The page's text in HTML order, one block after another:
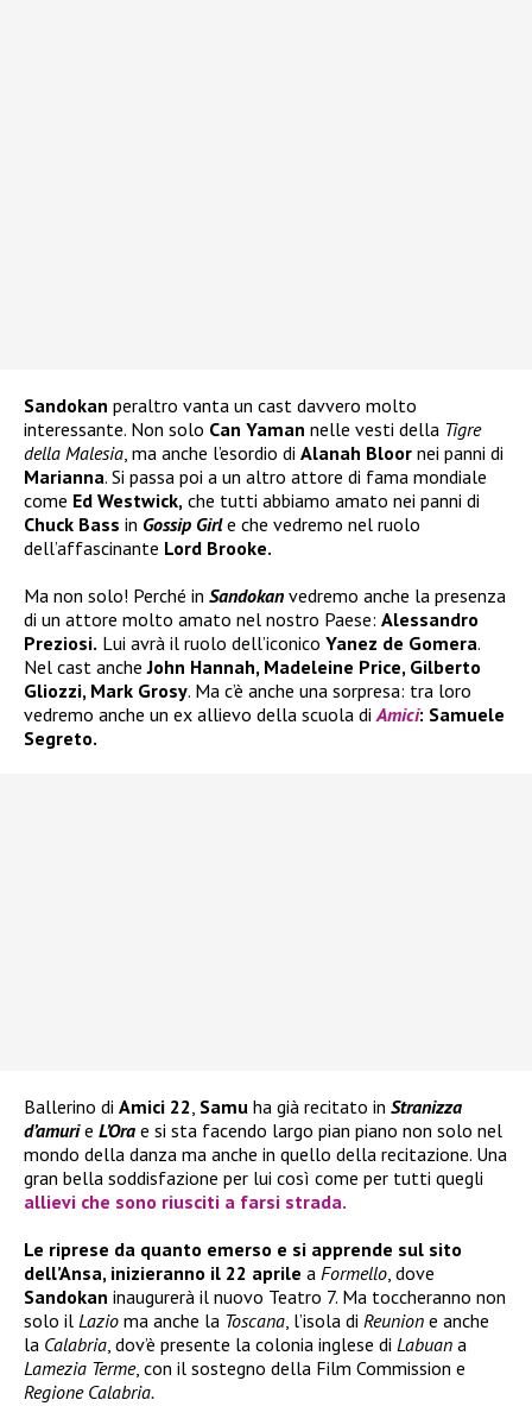
Sandokan peraltro vanta un cast davvero molto
interessante. Non solo Can Yaman nelle vesti della Tigre
della Malesia, ma anche l’esordio di Alanah Bloor nei panni di
Marianna. Si passa poi a un altro attore di fama mondiale
come Ed Westwick, che tutti abbiamo amato nei panni di
Chuck Bass in Gossip Girle che vedremo nel ruolo
dell’affascinante Lord Brooke.
Ma non solo! Perché in Sandokan vedremo anche la presenza
di un attore molto amato nel nostro Paese: Alessandro
Preziosi. Lui avrà il ruolo dell’iconico Yanez de Gomera.
Nel cast ancheJohn Hannah, Madeleine Price, Gilberto
Gliozzi, Mark Grosy. Ma c’è anche una sorpresa: tra loro
vedremo anche un ex allievo della scuola diAmici: Samuele
Segreto.
Ballerino di Amici 22, Samu ha già recitato in Stranizza
d’amurie L’Ora e si sta facendo largo pian piano non solo nel
mondo della danza ma anche in quello della recitazione. Una
gran bella soddisfazione per lui così come per tutti quegli
allievi che sono riusciti a farsi strada.
Le riprese da quanto emerso e si apprende sul sito
dell’Ansa, inizieranno il 22 aprile a Formello, dove
Sandokan inaugurerà il nuovo Teatro 7. Ma toccheranno non
solo il Lazio ma anche la Toscana, l’isola di Reunion e anche
la Calabria, dov’è presente la colonia inglese di Labuan a
Lamezia Terme, con il sostegno della Film Commission e
Regione Calabria.